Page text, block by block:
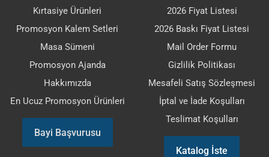
Kırtasiye Ürünleri
Promosyon Kalem Setleri
Masa Sümeni
Promosyon Ajanda
Hakkımızda
En Ucuz Promosyon Ürünleri
Bayi Başvurusu
2026 Fiyat Listesi
2026 Baskı Fiyat Listesi
Mail Order Formu
Gizlilik Politikası
Mesafeli Satış Sözleşmesi
İptal ve İade Koşulları
Teslimat Koşulları
Katalog İste